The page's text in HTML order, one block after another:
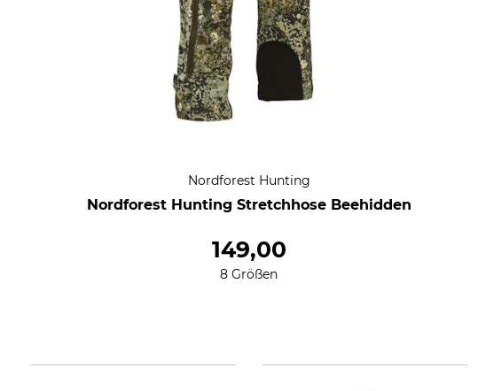
Nordforest Hunting
Nordforest Hunting Stretchhose Beehidden
149,00
8 Größen